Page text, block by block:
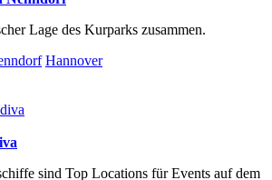
Lage des Kurparks zusammen.
Hannover
sind Top Locations für Events auf dem